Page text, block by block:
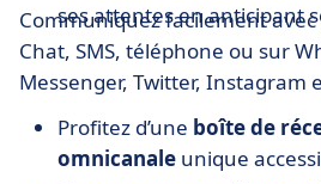
ses attentes en anticipant
Communiquez facilement avec
Chat, SMS, téléphone ou sur
Messenger, Twitter, Instagram
Profitez d’une boîte de
omnicanale unique